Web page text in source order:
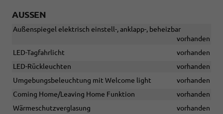
AUSSEN
Außenspiegel elektrisch einstell-, anklapp-, beheizbar
vorhanden
LED-Tagfahrlicht
vorhanden
LED-Rückleuchten
vorhanden
Umgebungsbeleuchtung mit Welcome light
vorhanden
Coming Home/Leaving Home Funktion
vorhanden
Wärmeschutzverglasung
vorhanden